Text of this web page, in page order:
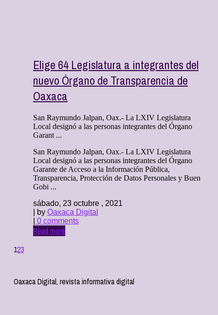
Elige 64 Legislatura a integrantes del
nuevo Órgano de Transparencia de
Oaxaca
San Raymundo Jalpan, Oax.- La LXIV Legislatura
Local designó a las personas integrantes del Órgano
Garant ...
San Raymundo Jalpan, Oax.- La LXIV Legislatura
Local designó a las personas integrantes del Órgano
Garante de Acceso a la Información Pública,
Transparencia, Protección de Datos Personales y Buen
Gobi ...
sábado, 23 octubre , 2021
| by Oaxaca Digital
0 comments
Read more
123
Oaxaca Digital, revista informativa digital